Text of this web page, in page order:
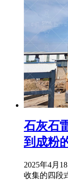
石灰石
到成粉
2025年4月
收集的四段